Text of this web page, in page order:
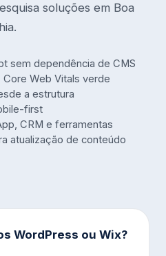
soluções em Boa
sem dependência de CMS
Web Vitals verde
a estrutura
first
CRM e ferramentas
atualização de conteúdo
WordPress ou Wix?